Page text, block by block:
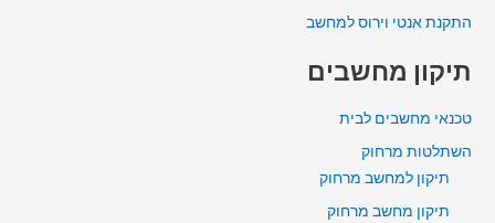
התקנת אנטי וירוס למחשב
תיקון מחשבים
טכנאי מחשבים לבית
השתלטות מרחוק
תיקון למחשב מרחוק
תיקון מחשב מרחוק